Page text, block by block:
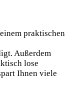
praktischen
Außerdem
lose
Ihnen viele